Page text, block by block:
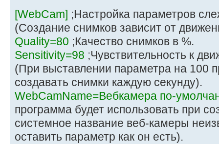
[WebCam] ;Настройка параметров
(Создание снимков зависит от
Quality=80 ;Качество снимков в %.
Sensitivity=98 ;Чувствительность к
(При выставлении параметра на 100
создавать снимки каждую секунду).
WebCamName=Вебкамера по-
программа будет использовать при
системное название веб-камеры
оставить параметр как он есть).